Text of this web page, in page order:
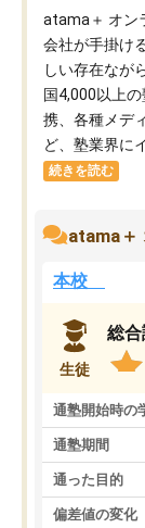
atama＋ オン
会社が手掛け
しい存在なが
国4,000以上
携、各種メデ
ど、塾業界に
続きを読む
atama＋
本校
生徒
総
通塾開始時の
通塾期間
通った目的
偏差値の変化